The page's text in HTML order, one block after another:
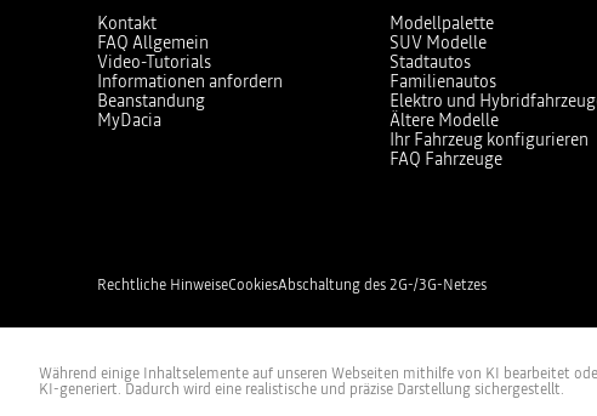
Kontakt
FAQ Allgemein
Video-Tutorials
Informationen anfordern
Beanstandung
MyDacia
Modellpalette
SUV Modelle
Stadtautos
Familienautos
Elektro und
Ältere Modelle
Ihr Fahrzeug konfigurieren
FAQ Fahrzeuge
Rechtliche HinweiseCookiesAbschaltung des 2G-/3G-Netzes
Während einige Inhaltselemente auf unseren Webseiten mithilfe von KI bearbeitet
KI-generiert. Dadurch wird eine realistische und präzise Darstellung sichergestellt.